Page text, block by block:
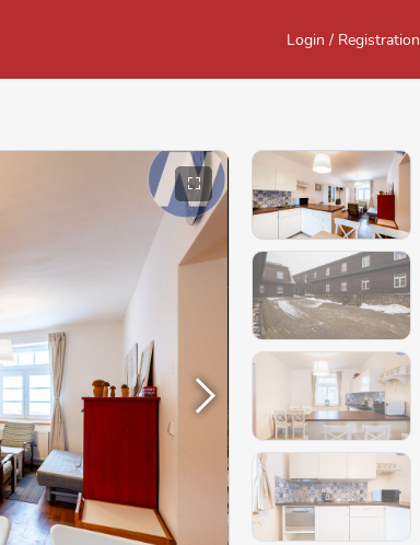
Login / Registration